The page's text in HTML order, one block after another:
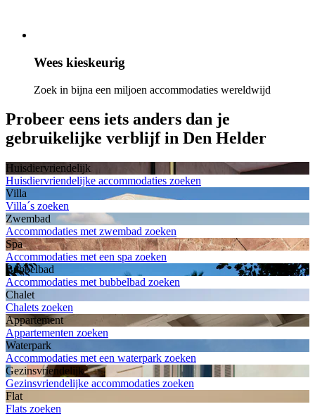
Wees kieskeurig
Zoek in bijna een miljoen accommodaties wereldwijd
Probeer eens iets anders dan je
gebruikelijke verblijf in Den Helder
Huisdiervriendelijk
Huisdiervriendelijke accommodaties zoeken
Villa
Villa´s zoeken
Zwembad
Accommodaties met zwembad zoeken
Spa
Accommodaties met een spa zoeken
Bubbelbad
Accommodaties met bubbelbad zoeken
Chalet
Chalets zoeken
Appartement
Appartementen zoeken
Waterpark
Accommodaties met een waterpark zoeken
Gezinsvriendelijk
Gezinsvriendelijke accommodaties zoeken
Flat
Flats zoeken